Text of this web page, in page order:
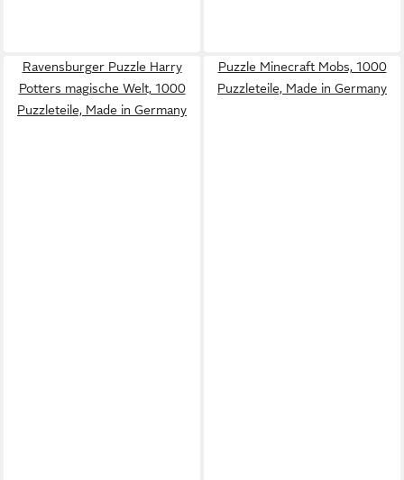
Ravensburger Puzzle Harry
Potters magische Welt, 1000
Puzzleteile, Made in Germany
Puzzle Minecraft Mobs, 1000
Puzzleteile, Made in Germany